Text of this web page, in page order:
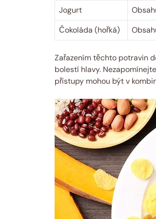
Jogurt
Čokoláda (hořká)
Zařazením těchto potravin
bolestí hlavy.
přístupy mohou být v